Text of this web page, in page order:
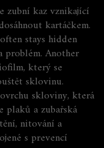
zubní kaz vznikající
kartáčkem.
stays hidden
Another
který se
sklovinu.
skloviny, která
plaků azubařská
nitování a
s prevencí